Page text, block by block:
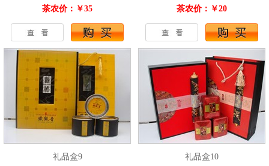
茶农价：￥35 茶农价：￥20
礼品盒9 礼品盒10